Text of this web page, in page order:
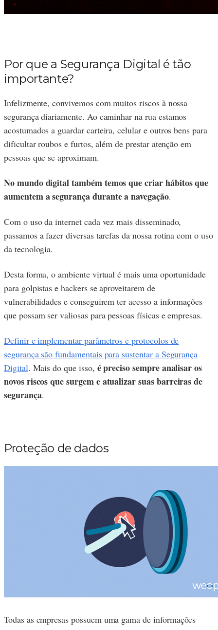
Por que a Segurança Digital é tão
importante?
Infelizmente, convivemos com muitos riscos à nossa
segurança diariamente. Ao caminhar na rua estamos
acostumados a guardar carteira, celular e outros bens para
dificultar roubos e furtos, além de prestar atenção em
pessoas que se aproximam.
No mundo digital também temos que criar hábitos que
aumentem a segurança durante a navegação.
Com o uso da internet cada vez mais disseminado,
passamos a fazer diversas tarefas da nossa rotina com o uso
da tecnologia.
Desta forma, o ambiente virtual é mais uma oportunidade
para golpistas e hackers se aproveitarem de
vulnerabilidades e conseguirem ter acesso a informações
que possam ser valiosas para pessoas físicas e empresas.
Definir e implementar parâmetros e protocolos de
segurança são fundamentais para sustentar a Segurança
Digital. Mais do que isso, é preciso sempre analisar os
novos riscos que surgem e atualizar suas barreiras de
segurança.
Proteção de dados
Todas as empresas possuem uma gama de informações